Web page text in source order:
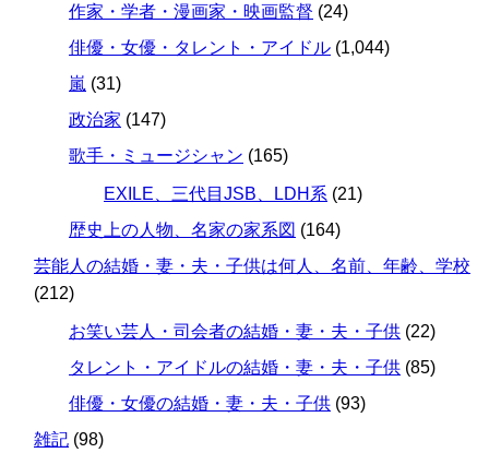
作家・学者・漫画家・映画監督 (24)
俳優・女優・タレント・アイドル (1,044)
嵐 (31)
政治家 (147)
歌手・ミュージシャン (165)
EXILE、三代目JSB、LDH系 (21)
歴史上の人物、名家の家系図 (164)
芸能人の結婚・妻・夫・子供は何人、名前、年齢、学校
(212)
お笑い芸人・司会者の結婚・妻・夫・子供 (22)
タレント・アイドルの結婚・妻・夫・子供 (85)
俳優・女優の結婚・妻・夫・子供 (93)
雑記 (98)